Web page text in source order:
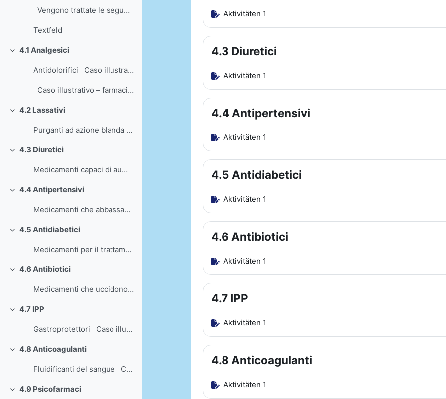
Vengono trattate le seguenti classi di med...
Textfeld
Einklappen
4.1 Analgesici
Antidolorifici Caso illustrativo – op...
Caso illustrativo – farmaci antinfiammat...
Einklappen
4.2 Lassativi
Purganti ad azione blanda Caso illust...
Einklappen
4.3 Diuretici
Medicamenti capaci di aumentare la diuresi ...
Einklappen
4.4 Antipertensivi
Medicamenti che abbassano la pressione arteriosa ...
Einklappen
4.5 Antidiabetici
Medicamenti per il trattamento del diabete ...
Einklappen
4.6 Antibiotici
Medicamenti che uccidono i batteri o ne inibiscono...
Einklappen
4.7 IPP
Gastroprotettori Caso illustrativo – ...
Einklappen
4.8 Anticoagulanti
Fluidificanti del sangue Caso illustr...
Einklappen
4.9 Psicofarmaci
Aktivitäten 1
4.3 Diuretici
Aktivitäten 1
4.4 Antipertensivi
Aktivitäten 1
4.5 Antidiabetici
Aktivitäten 1
4.6 Antibiotici
Aktivitäten 1
4.7 IPP
Aktivitäten 1
4.8 Anticoagulanti
Aktivitäten 1